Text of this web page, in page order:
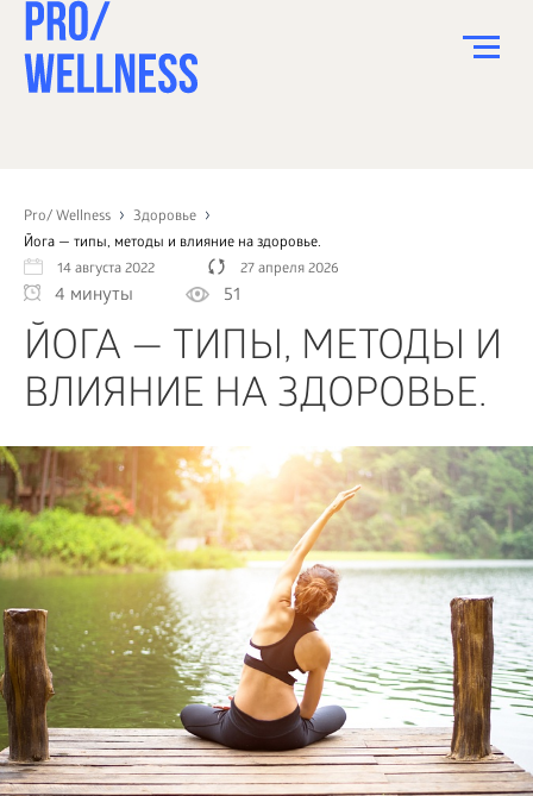
Pro/ Wellness
Здоровье
Йога — типы, методы и влияние на здоровье.
14 августа 2022
27 апреля 2026
4 минуты 51
ЙОГА — ТИПЫ, МЕТОДЫ И
ВЛИЯНИЕ НА ЗДОРОВЬЕ.
СПОРТ
ЗДОРОВЬЕ
КРАСОТА
ПСИХОЛОГИЯ
ДЕТИ
ДОМ
КАК?
БИЗНЕС